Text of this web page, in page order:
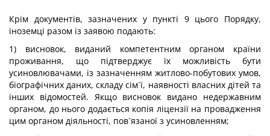
Крім документів, зазначених у пункті 9 цього Порядку,
іноземці разом із заявою подають:
1) висновок, виданий компетентним органом країни
проживання, що підтверджує їх можливість бути
усиновлювачами, із зазначенням житлово-побутових умов,
біографічних даних, складу сім´ї, наявності власних дітей та
інших відомостей. Якщо висновок видано недержавним
органом, до нього додається копія ліцензії на провадження
цим органом діяльності, пов´язаної з усиновленням;